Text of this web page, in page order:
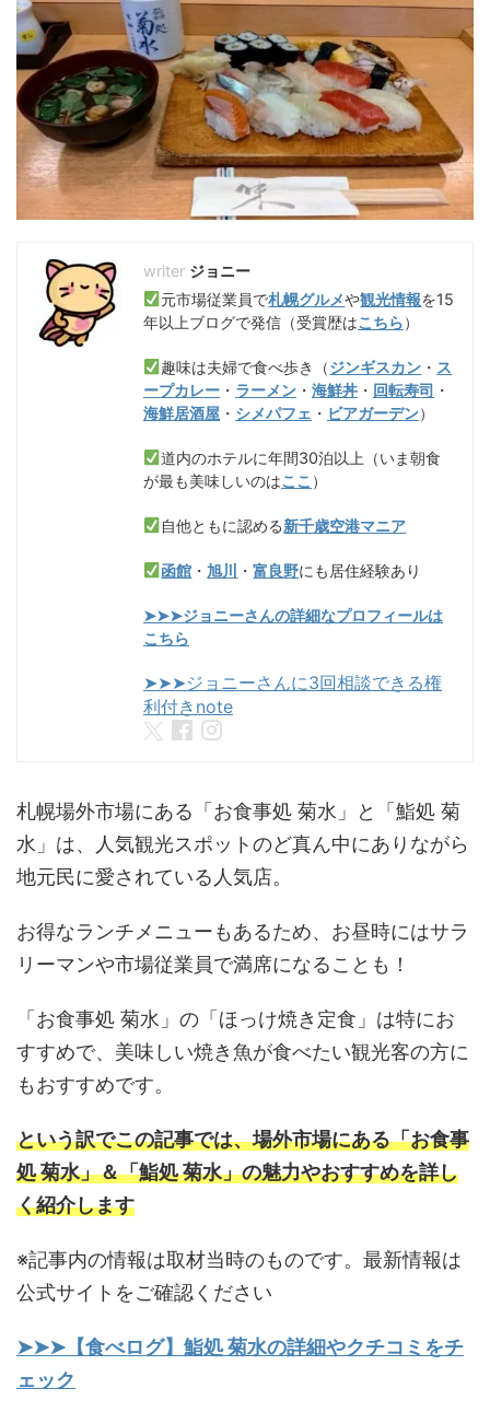
ジョニー
元市場従業員で札幌グルメや観光情報を15
年以上ブログで発信（受賞歴はこちら）
趣味は夫婦で食べ歩き（ジンギスカン ・ ス
ープカレー ・ ラーメン ・ 海鮮丼 ・ 回転寿司 ・
海鮮居酒屋 ・ シメパフェ ・ ビアガーデン）
道内のホテルに年間30泊以上（いま朝食
が最も美味しいのはここ ）
自他ともに認める新千歳空港マニア
函館 ・旭川 ・富良野にも居住経験あり
➤➤➤ジョニーさんの詳細なプロフィールは
こちら
➤➤➤ジョニーさんに3回相談できる権
利付きnote
札幌場外市場にある「お食事処 菊水」と「鮨処 菊
水」は、人気観光スポットのど真ん中にありながら
地元民に愛されている人気店。
お得なランチメニューもあるため、お昼時にはサラ
リーマンや市場従業員で満席になることも！
「お食事処 菊水」の「ほっけ焼き定食」は特にお
すすめで、美味しい焼き魚が食べたい観光客の方に
もおすすめです。
という訳でこの記事では、場外市場にある「お食事
処 菊水」＆「鮨処 菊水」の魅力やおすすめを詳し
く紹介します
※記事内の情報は取材当時のものです。最新情報は
公式サイトをご確認ください
➤➤➤【食べログ】鮨処 菊水の詳細やクチコミをチ
ェック